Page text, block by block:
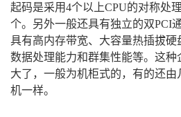
起码是采用4个以上CPU的对称处
个。另外一般还具有独立的双PCI
具有高内存带宽、大容量热插拔
数据处理能力和群集性能等。这种
大了，一般为机柜式的，有的还
机一样。